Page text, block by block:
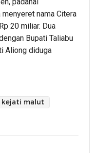
nama Citera
20 miliar. Dua
Bupati Taliabu
Aliong diduga
kejati malut